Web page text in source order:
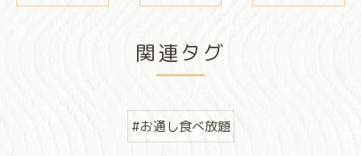
関連タグ
#お通し食べ放題